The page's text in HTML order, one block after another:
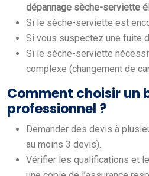
dépannage sèche-serviette
Si le sèche-serviette est
Si vous suspectez une fuite
Si le sèche-serviette
complexe (changement de
Comment choisir un
professionnel ?
Demander des devis à
au moins 3 devis).
Vérifier les qualifications et